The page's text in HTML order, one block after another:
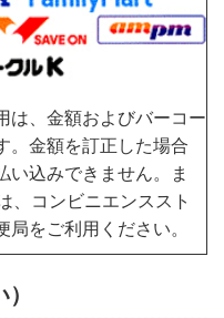
は、金額およびバーコー
。金額を訂正した場合
い込みできません。ま
、コンビニエンススト
をご利用ください。